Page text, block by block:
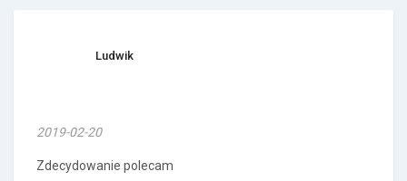
Ludwik
2019-02-20
Zdecydowanie polecam